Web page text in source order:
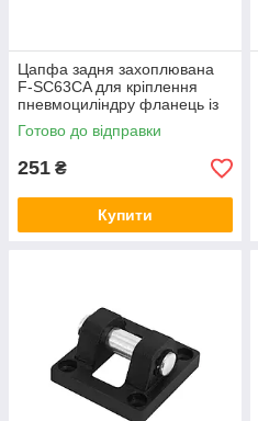
Цапфа задня захоплювана
F-SC63CA для кріплення
пневмоциліндру фланець із
провушиною, що охоплює
підвіску
Готово до відправки
251 ₴
Купити